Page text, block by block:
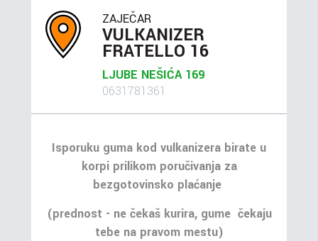
ZAJEČAR
VULKANIZER
FRATELLO 16
LJUBE NEŠIĆA 169
0631781361
Isporuku guma kod vulkanizera birate u
korpi prilikom poručivanja za
bezgotovinsko plaćanje
(prednost - ne čekaš kurira, gume čekaju
tebe na pravom mestu)